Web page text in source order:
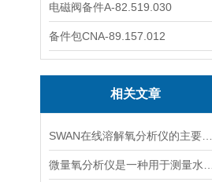
电磁阀备件A-82.519.030
备件包CNA-89.157.012
相关文章